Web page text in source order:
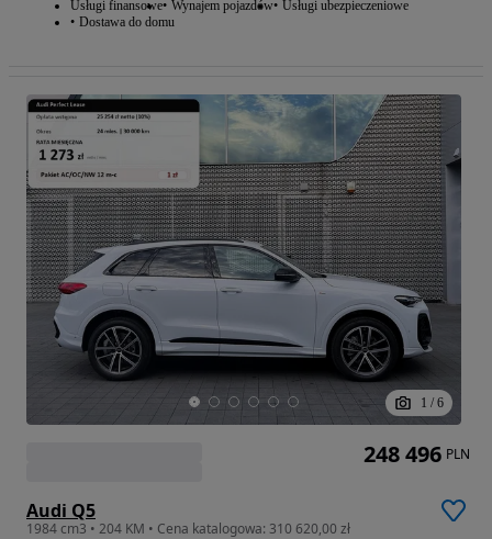
Usługi finansowe Wynajem pojazdów Usługi ubezpieczeniowe
Dostawa do domu
1 / 6
Audi Q5
1984 cm3 • 204 KM • Cena katalogowa: 310 620,00 zł
248 496 PLN